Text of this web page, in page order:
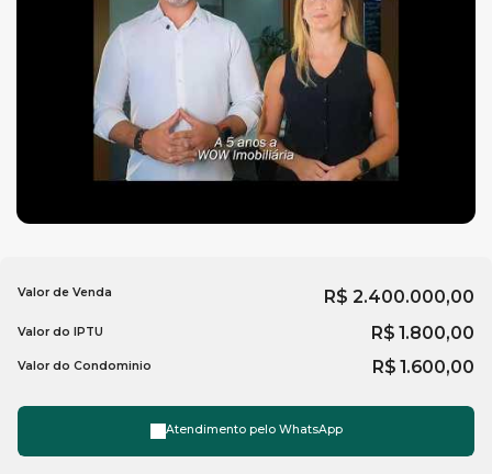
Pergolado
Portaria 24hr
Para mais informações entre em contato com aimobiliária
em Balneário Camboriú,WOW Imóveis.
R$ 2.400.000,00
Valor de Venda
Valor do IPTU R$ 1.800,00
Valor do Condominio R$ 1.600,00
Atendimento pelo WhatsApp